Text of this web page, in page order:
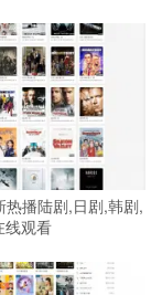
热播陆剧,日剧,韩剧,
线观看